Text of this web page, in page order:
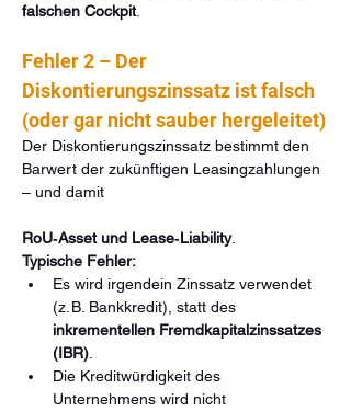
falschen Cockpit.
Fehler 2 – Der
Diskontierungszinssatz ist falsch
(oder gar nicht sauber hergeleitet)
Der Diskontierungszinssatz bestimmt den
Barwert der zukünftigen Leasingzahlungen
– und damit
RoU‑Asset und Lease‑Liability.
Typische Fehler:
Es wird irgendein Zinssatz verwendet
(z. B. Bankkredit), statt des
inkrementellen Fremdkapitalzinssatzes
(IBR)
Die Kreditwürdigkeit des
Unternehmens wird nicht